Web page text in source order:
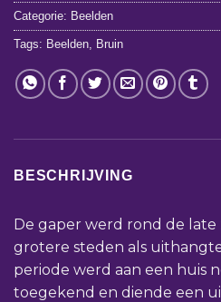
Categorie: Beelden
Tags: Beelden Bruin
BESCHRIJVING
De gaper werd rond de late
grotere steden als
periode werd aan een huis
toegekend en diende een